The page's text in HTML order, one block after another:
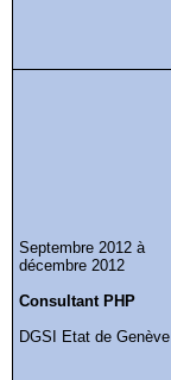
Septembre 2012 à
décembre 2012
Consultant PHP
DGSI Etat de Genève